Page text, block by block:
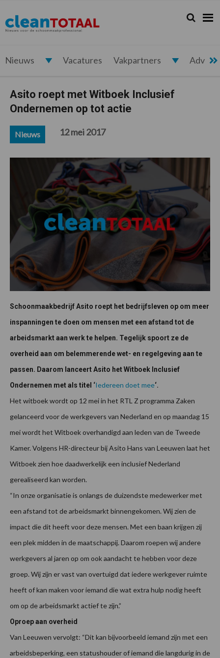
de
hoofdnavigatie
de
hoofd
de
eerste
de
voettekst
Cleantotaal.nl
Het
laatste
voor
schoonmaak
Zoeken...
Zoek
Nieuws Vacatures Vakpartners
Asito roept met Witboek Inclusief
Ondernemen op tot actie
Nieuws 12 mei 2017
Schoonmaakbedrijf Asito roept het bedrijfsleven op om meer
inspanningen te doen om mensen met een afstand tot de
arbeidsmarkt aan werk te helpen. Tegelijk spoort ze de
overheid aan om belemmerende wet- en regelgeving aan te
passen. Daarom lanceert Asito het Witboek Inclusief
Ondernemen met als titel ‘Iedereen doet mee‘.
Het witboek wordt op 12 mei in het RTL Z programma Zaken
gelanceerd voor de werkgevers van Nederland en op maandag 15
mei wordt het Witboek overhandigd aan leden van de Tweede
Kamer. Volgens HR-directeur bij Asito Hans van Leeuwen laat het
Witboek zien hoe daadwerkelijk een inclusief Nederland
gerealiseerd kan worden.
“In onze organisatie is onlangs de duizendste medewerker met
een afstand tot de arbeidsmarkt binnengekomen. Wij zien de
impact die dit heeft voor deze mensen. Met een baan krijgen zij
een plek midden in de maatschappij. Daarom roepen wij andere
werkgevers al jaren op om ook aandacht te hebben voor deze
groep. Wij zijn er vast van overtuigd dat iedere werkgever ruimte
heeft of kan maken voor iemand die wat extra hulp nodig heeft
om op de arbeidsmarkt actief te zijn.”
Oproep aan overheid
Van Leeuwen vervolgt: “Dit kan bijvoorbeeld iemand zijn met een
arbeidsbeperking, een statushouder of iemand die langdurig in de